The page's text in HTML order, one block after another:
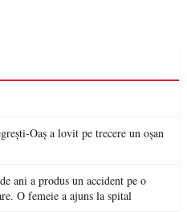
Oaș a lovit pe trecere un oșan
ani a produs un accident pe o
O femeie a ajuns la spital